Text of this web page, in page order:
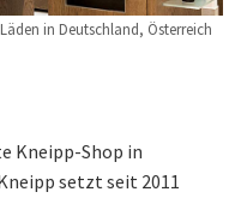
in Deutschland, Österreich
Kneipp-Shop in
setzt seit 2011